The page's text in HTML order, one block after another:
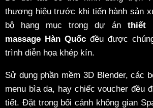
thương hiệu trước khi tiến hành sản
bộ hạng mục trong dự án thiết
massage Hàn Quốc đều được
trình diễn họa khép kín.
Sử dụng phần mềm 3D Blender, các
menu bìa da, hay chiếc voucher đều
tiết. Đặt trong bối cảnh không gian